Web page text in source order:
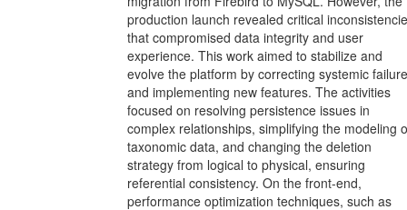
production launch revealed critical
that compromised data integrity and user
experience. This work aimed to stabilize and
evolve the platform by correcting systemic
and implementing new features. The activities
focused on resolving persistence issues in
complex relationships, simplifying the modeling
taxonomic data, and changing the deletion
strategy from logical to physical, ensuring
referential consistency. On the front-end,
performance optimization techniques, such as